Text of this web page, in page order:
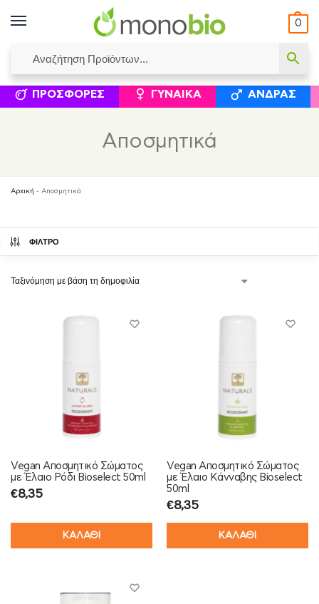
0
ΙΣΟΛΟΓΙΣΜΟΊ ΕΛΕΆΝΝΑ ΧΡΙΣΤΙΝΆΚΗ ΕΠΙΚΟΙΝΩΝΊΑ
ΣΥΜΠΛΗΡΏΜΑΤΑ ΔΙΑΤΡΟΦΉΣ ΦΥΣΙΚΆ
ΠΡΟΣΦΟΡΈΣ ΓΥΝΑΊΚΑ ΆΝΔΡΑΣ
Αποσμητικά
Αρχική - Αποσμητικά
ΦΙΛΤΡΟ
Vegan Αποσμητικό Σώματος
με Έλαιο Ρόδι Bioselect 50ml
€8,35
ΚΑΛΑΘΙ
Vegan Αποσμητικό Σώματος
με Έλαιο Κάνναβης Bioselect
50ml
€8,35
ΚΑΛΑΘΙ